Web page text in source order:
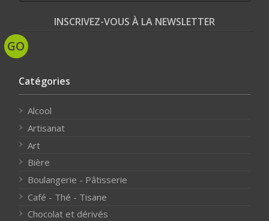
INSCRIVEZ-VOUS À LA NEWSLETTER
Catégories
Alcool
Artisanat
Art
Bière
Boulangerie - Pâtisserie
Café - Thé - Tisane
Chocolat et dérivés